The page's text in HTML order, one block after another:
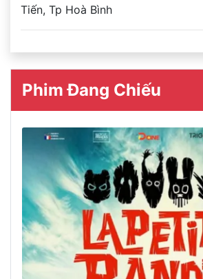
Tiến, Tp Hoà Bình
Phim Đang Chiếu